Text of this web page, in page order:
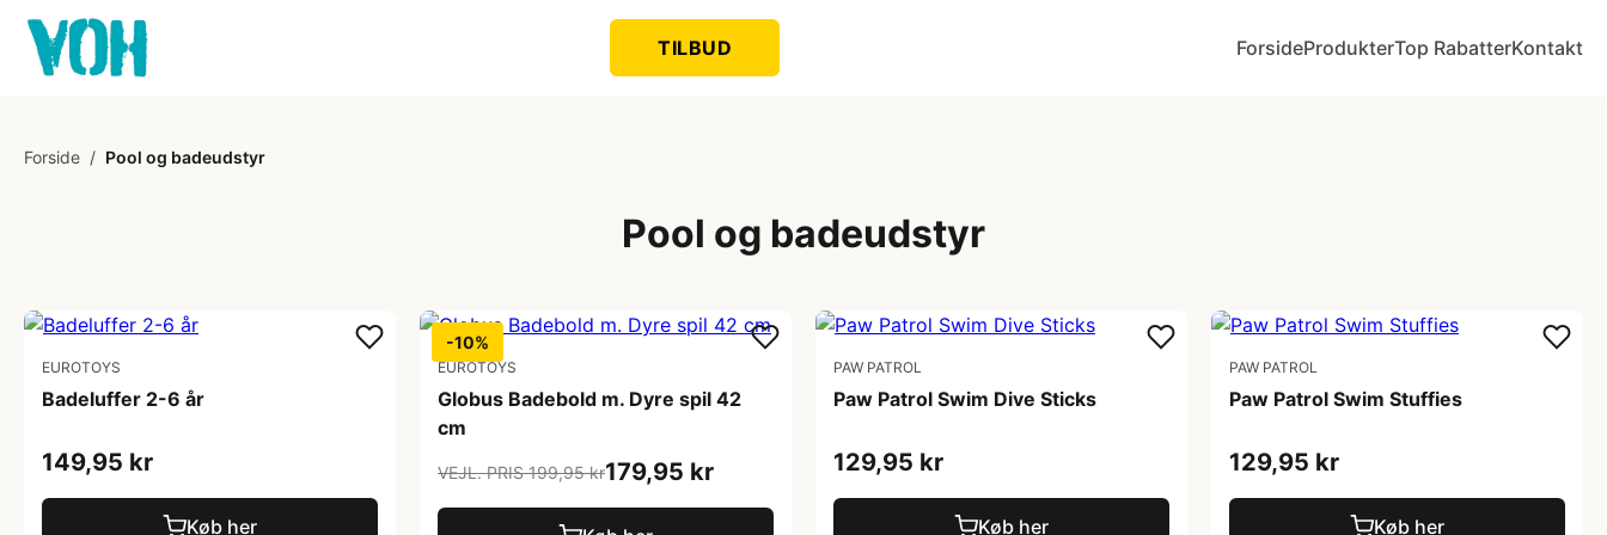
TILBUD ForsideProdukterTop RabatterKontakt
Forside / Pool og badeudstyr
Pool og badeudstyr
EUROTOYS
Badeluffer 2-6 år
149,95 kr
Køb her
-10%
EUROTOYS
Globus Badebold m. Dyre spil 42
cm
VEJL. PRIS 199,95 kr179,95 kr
PAW PATROL
Paw Patrol Swim Dive Sticks
129,95 kr
Køb her
PAW PATROL
Paw Patrol Swim Stuffies
129,95 kr
Køb her